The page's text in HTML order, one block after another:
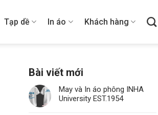
Tạp dề In áo Khách hàng
Bài viết mới
May và In áo phông INHA
University EST.1954